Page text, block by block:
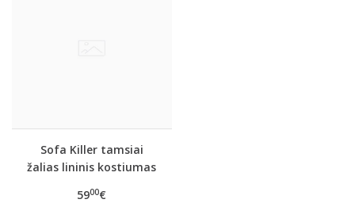
Sofa Killer tamsiai
žalias lininis kostiumas
5900€